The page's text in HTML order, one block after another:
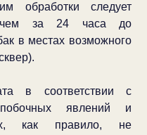
обработки следует
чем за 24 часа до
в местах возможного
в соответствии с
явлений и
как правило, не